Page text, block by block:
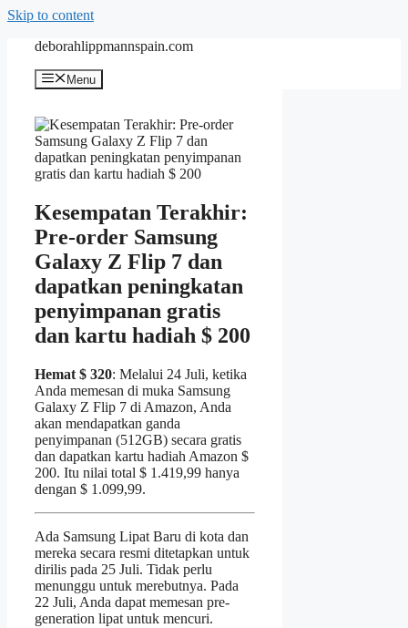
Skip to content
deborahlippmannspain.com
Menu
Kesempatan Terakhir:
Pre-order Samsung
Galaxy Z Flip 7 dan
dapatkan peningkatan
penyimpanan gratis
dan kartu hadiah $ 200
Hemat $ 320: Melalui 24 Juli, ketika
Anda memesan di muka Samsung
Galaxy Z Flip 7 di Amazon, Anda
akan mendapatkan ganda
penyimpanan (512GB) secara gratis
dan dapatkan kartu hadiah Amazon $
200. Itu nilai total $ 1.419,99 hanya
dengan $ 1.099,99.
Ada Samsung Lipat Baru di kota dan
mereka secara resmi ditetapkan untuk
dirilis pada 25 Juli. Tidak perlu
menunggu untuk merebutnya. Pada
22 Juli, Anda dapat memesan pre-
generation lipat untuk mencuri.